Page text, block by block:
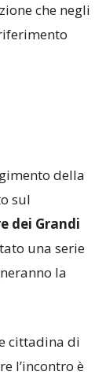
che negli
sul
Grandi
una serie
la
l’incontro è